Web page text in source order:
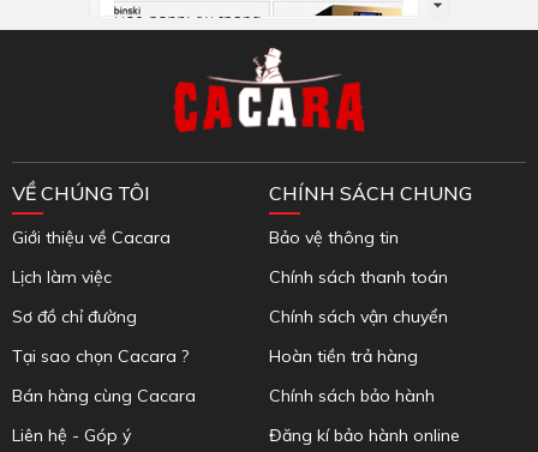
VỀ CHÚNG TÔI
Giới thiệu về Cacara
Lịch làm việc
Sơ đồ chỉ đường
Tại sao chọn Cacara ?
Bán hàng cùng Cacara
Liên hệ - Góp ý
CHÍNH SÁCH CHUNG
Bảo vệ thông tin
Chính sách thanh toán
Chính sách vận chuyển
Hoàn tiền trả hàng
Chính sách bảo hành
Đăng kí bảo hành online